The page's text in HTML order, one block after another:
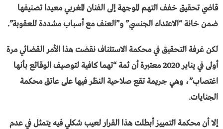
قاضي تحقيق خفف التهم الموجهة إلى الفنان المغربي معيدا تصنيفها
ضمن خانة “الاعتداء الجنسي” و”العنف مع أسباب مشددة للعقوبة”.
لكن غرفة التحقيق في محكمة الاستئناف نقضت هذا الأمر القضائي مرة
أولى في يناير 2020 معتبرة أن ثمة “تهما كافية لتوصيف الوقائع بأنها
اغتصاب”، وهي جريمة تقع صلاحية النظر فيها على عاتق محكمة
الجنايات.
إلا أن محكمة التمييز أبطلت هذا القرار لعيب شكلي فيه يتمثل في عدم